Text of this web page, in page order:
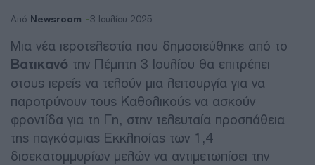
Από Newsroom 3 Ιουλίου 2025
Μια νέα ιεροτελεστία που δημοσιεύθηκε από το
Βατικανό την Πέμπτη 3 Ιουλίου θα επιτρέπει
στους ιερείς να τελούν μια λειτουργία για να
παροτρύνουν τους Καθολικούς να ασκούν
φροντίδα για τη Γη, στην τελευταία προσπάθεια
της παγκόσμιας Εκκλησίας των 1,4
δισεκατομμυρίων μελών να αντιμετωπίσει την